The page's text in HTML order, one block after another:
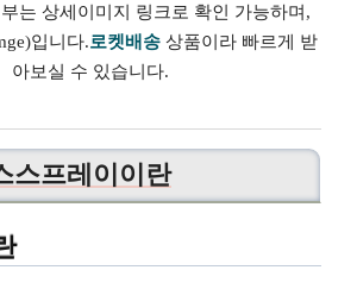
는 상세이미지 링크로 확인 가능하며,
로켓배송상품이라 빠르게 받
아보실 수 있습니다.
스프레이이란